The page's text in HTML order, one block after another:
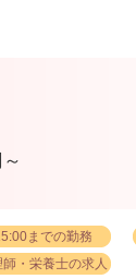
までの勤務
師・栄養士の求人